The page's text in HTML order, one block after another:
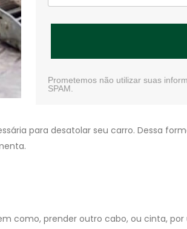
Prometemos não utilizar suas
SPAM.
para desatolar seu carro. Dessa
como, prender outro cabo, ou cinta,